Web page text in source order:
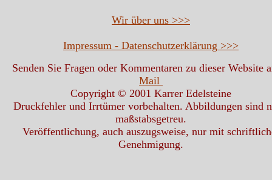
Wir über uns >>>
Impressum - Datenschutzerklärung >>>
Senden Sie Fragen oder Kommentaren zu dieser Website
Mail
Copyright © 2001 Karrer Edelsteine
Druckfehler und Irrtümer vorbehalten. Abbildungen sind
maßstabsgetreu.
Veröffentlichung, auch auszugsweise, nur mit
Genehmigung.